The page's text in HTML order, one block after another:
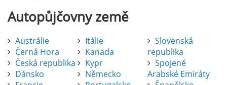
Autopůjčovnyzemě
Austrálie
Černá Hora
Česká republika
Dánsko
Itálie
Kanada
Kypr
Německo
Slovenská
republika
Spojené
Arabské Emiráty